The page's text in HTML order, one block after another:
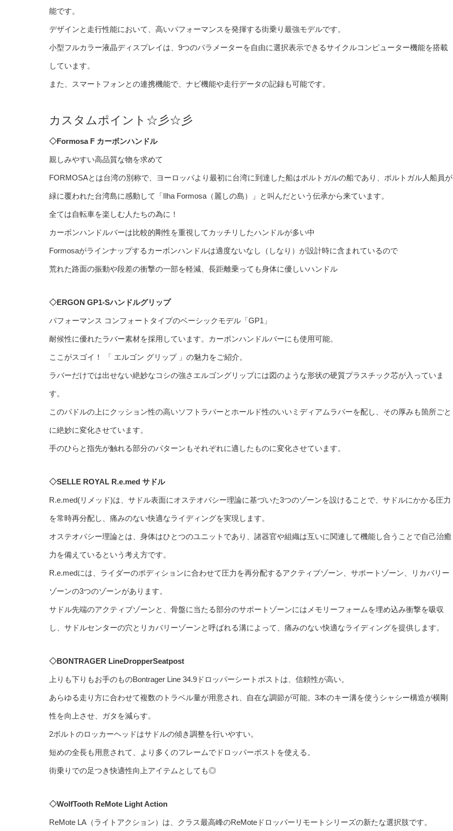
能です。
デザインと走行性能において、高いパフォーマンスを発揮する街乗り最強モデルです。
小型フルカラー液晶ディスプレイは、9つのパラメーターを自由に選択表示できるサイクルコンピューター機能を搭載
しています。
また、スマートフォンとの連携機能で、ナビ機能や走行データの記録も可能です。
カスタムポイント☆彡☆彡
◇Formosa F カーボンハンドル
親しみやすい高品質な物を求めて
FORMOSAとは台湾の別称で、ヨーロッパより最初に台湾に到達した船はポルトガルの船であり、ポルトガル人船員が
緑に覆われた台湾島に感動して「Ilha Formosa（麗しの島）」と叫んだという伝承から来ています。
全ては自転車を楽しむ人たちの為に！
カーボンハンドルバーは比較的剛性を重視してカッチリしたハンドルが多い中
Formosaがラインナップするカーボンハンドルは適度ないなし（しなり）が設計時に含まれているので
荒れた路面の振動や段差の衝撃の一部を軽減、長距離乗っても身体に優しいハンドル
◇ERGON GP1-Sハンドルグリップ
パフォーマンス コンフォートタイプのベーシックモデル「GP1」
耐候性に優れたラバー素材を採用しています。カーボンハンドルバーにも使用可能。
ここがスゴイ！ 「 エルゴン グリップ 」の魅力をご紹介。
ラバーだけでは出せない絶妙なコシの強さエルゴングリップには図のような形状の硬質プラスチック芯が入っていま
す。
このパドルの上にクッション性の高いソフトラバーとホールド性のいいミディアムラバーを配し、その厚みも箇所ごと
に絶妙に変化させています。
手のひらと指先が触れる部分のパターンもそれぞれに適したものに変化させています。
◇SELLE ROYAL R.e.med サドル
R.e.med(リメッド)は、サドル表面にオステオパシー理論に基づいた3つのゾーンを設けることで、サドルにかかる圧力
を常時再分配し、痛みのない快適なライディングを実現します。
オステオパシー理論とは、身体はひとつのユニットであり、諸器官や組織は互いに関連して機能し合うことで自己治癒
力を備えているという考え方です。
R.e.medには、ライダーのポディションに合わせて圧力を再分配するアクティブゾーン、サポートゾーン、リカバリー
ゾーンの3つのゾーンがあります。
サドル先端のアクティブゾーンと、骨盤に当たる部分のサポートゾーンにはメモリーフォームを埋め込み衝撃を吸収
し、サドルセンターの穴とリカバリーゾーンと呼ばれる溝によって、痛みのない快適なライディングを提供します。
◇BONTRAGER LineDropperSeatpost
上りも下りもお手のものBontrager Line 34.9ドロッパーシートポストは、信頼性が高い。
あらゆる走り方に合わせて複数のトラベル量が用意され、自在な調節が可能。3本のキー溝を使うシャシー構造が横剛
性を向上させ、ガタを減らす。
2ボルトのロッカーヘッドはサドルの傾き調整を行いやすい。
短めの全長も用意されて、より多くのフレームでドロッパーポストを使える。
街乗りでの足つき快適性向上アイテムとしても◎
◇WolfTooth ReMote Light Action
ReMote LA（ライトアクション）は、クラス最高峰のReMoteドロッパーリモートシリーズの新たな選択肢です。